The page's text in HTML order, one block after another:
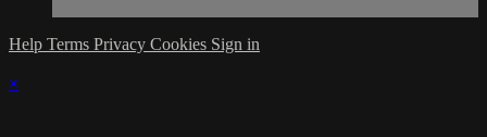
Help Terms Privacy Cookies Sign in
×